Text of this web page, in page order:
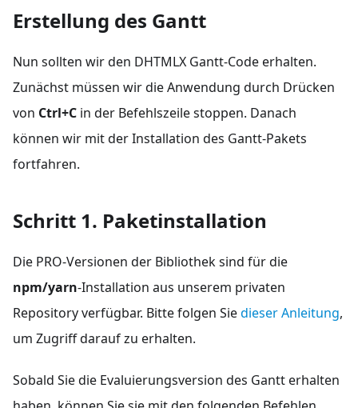
Erstellung des Gantt
Nun sollten wir den DHTMLX Gantt-Code erhalten.
Zunächst müssen wir die Anwendung durch Drücken
von Ctrl+C in der Befehlszeile stoppen. Danach
können wir mit der Installation des Gantt-Pakets
fortfahren.
Schritt 1. Paketinstallation
Die PRO-Versionen der Bibliothek sind für die
npm/yarn-Installation aus unserem privaten
Repository verfügbar. Bitte folgen Siedieser Anleitung,
um Zugriff darauf zu erhalten.
Sobald Sie die Evaluierungsversion des Gantt erhalten